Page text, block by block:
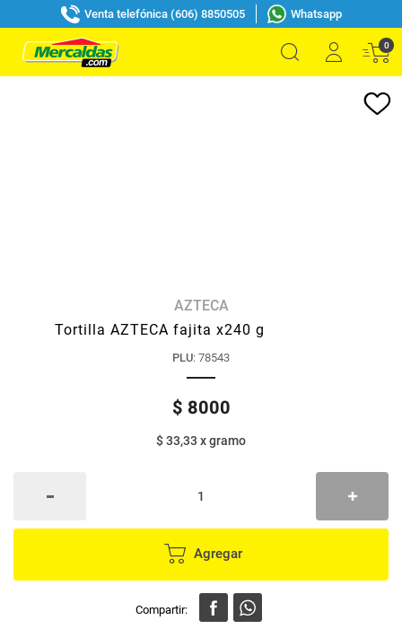
Venta telefónica (606) 8850505 Whatsapp
0
AZTECA
Tortilla AZTECA fajita x240 g
PLU: 78543
$ 8000
$ 33,33 xgramo
Agregar